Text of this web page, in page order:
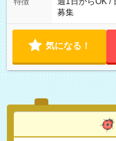
募集
気になる！